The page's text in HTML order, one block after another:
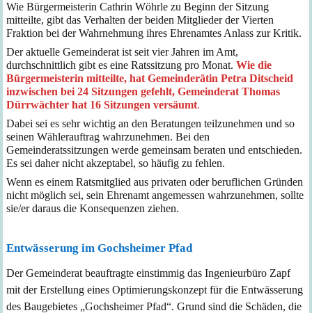
Wie Bürgermeisterin Cathrin Wöhrle zu Beginn der Sitzung
mitteilte, gibt das Verhalten der beiden Mitglieder der Vierten
Fraktion bei der Wahrnehmung ihres Ehrenamtes Anlass zur Kritik.
Der aktuelle Gemeinderat ist seit vier Jahren im Amt,
durchschnittlich gibt es eine Ratssitzung pro Monat. Wie die
Bürgermeisterin mitteilte, hat Gemeinderätin Petra Ditscheid
inzwischen bei 24 Sitzungen gefehlt, Gemeinderat Thomas
Dürrwächter hat 16 Sitzungen versäumt.
Dabei sei es sehr wichtig an den Beratungen teilzunehmen und so
seinen Wählerauftrag wahrzunehmen. Bei den
Gemeinderatssitzungen werde gemeinsam beraten und entschieden.
Es sei daher nicht akzeptabel, so häufig zu fehlen.
Wenn es einem Ratsmitglied aus privaten oder beruflichen Gründen
nicht möglich sei, sein Ehrenamt angemessen wahrzunehmen, sollte
sie/er daraus die Konsequenzen ziehen.
Entwässerung im Gochsheimer Pfad
Der Gemeinderat beauftragte einstimmig das Ingenieurbüro Zapf
mit der Erstellung eines Optimierungskonzept für die Entwässerung
des Baugebietes „Gochsheimer Pfad“. Grund sind die Schäden, die